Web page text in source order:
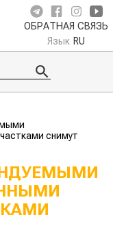
ОБРАТНАЯ СВЯЗЬ
Язык RU
снимут